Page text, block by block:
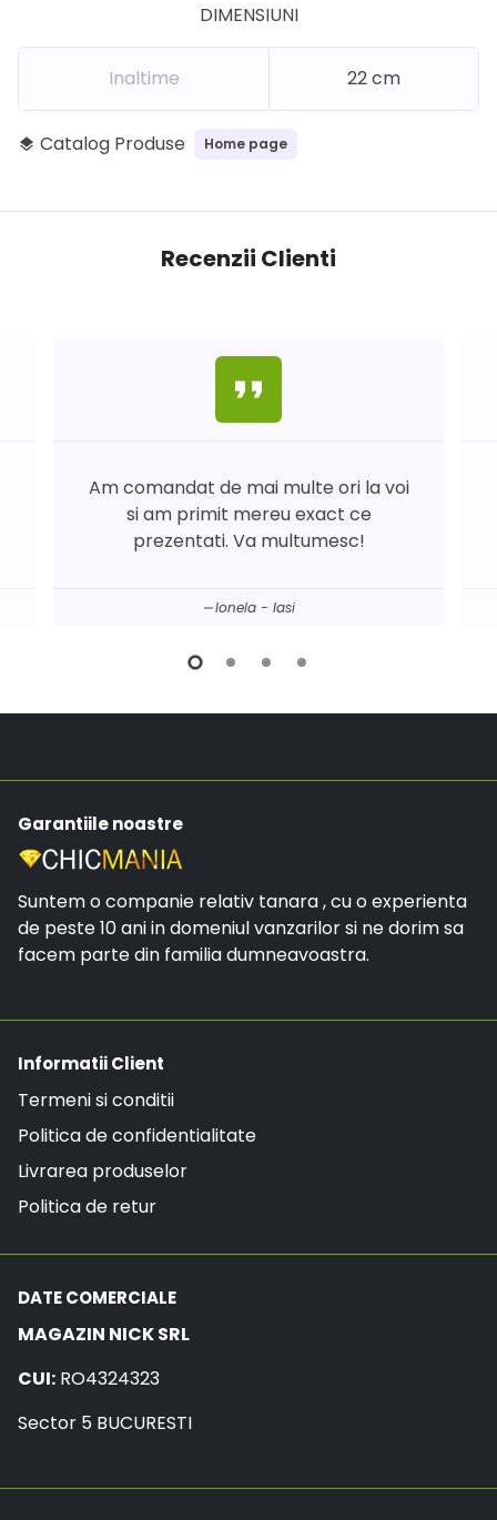
DIMENSIUNI
Inaltime 22 cm
layers Catalog Produse Home page
Recenzii Clienti
format_quote
Am comandat de mai multe ori la voi
si am primit mereu exact ce
prezentati. Va multumesc!
Ionela - Iasi
Garantiile noastre
Suntem o companie relativ tanara , cu o experienta
de peste 10 ani in domeniul vanzarilor si ne dorim sa
facem parte din familia dumneavoastra.
Informatii Client
Termeni si conditii
Politica de confidentialitate
Livrarea produselor
Politica de retur
DATE COMERCIALE
MAGAZIN NICK SRL
CUI: RO4324323
Sector 5 BUCURESTI